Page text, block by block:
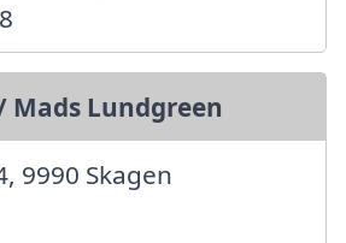
Mads Lundgreen
9990 Skagen